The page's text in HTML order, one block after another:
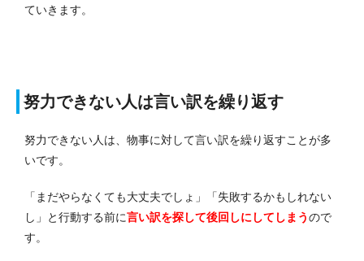
ていきます。
努力できない人は言い訳を繰り返す
努力できない人は、物事に対して言い訳を繰り返すことが多
いです。
「まだやらなくても大丈夫でしょ」「失敗するかもしれない
し」と行動する前に言い訳を探して後回しにしてしまうので
す。